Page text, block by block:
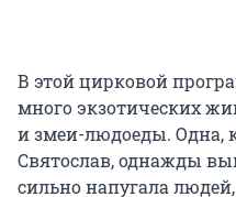
В этой цирковой
много экзотических
и змеи-людоеды. Одна,
Святослав, однажды
сильно напугала